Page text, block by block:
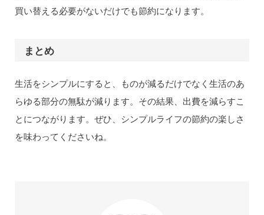
買い替える必要がないだけでも節約になります。
まとめ
生活をシンプルにすると、ものが減るだけでなく生活のあ
らゆる部分の無駄が減ります。その結果、出費を減らすこ
とにつながります。ぜひ、シンプルライフの節約の楽しさ
を味わってくださいね。